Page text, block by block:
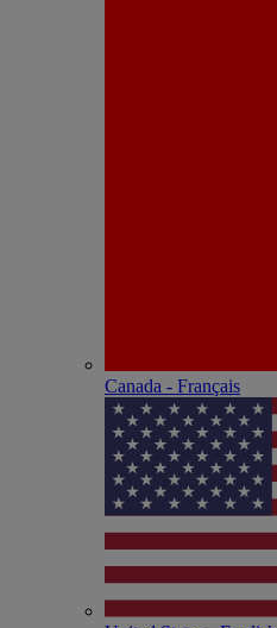
Canada - Français